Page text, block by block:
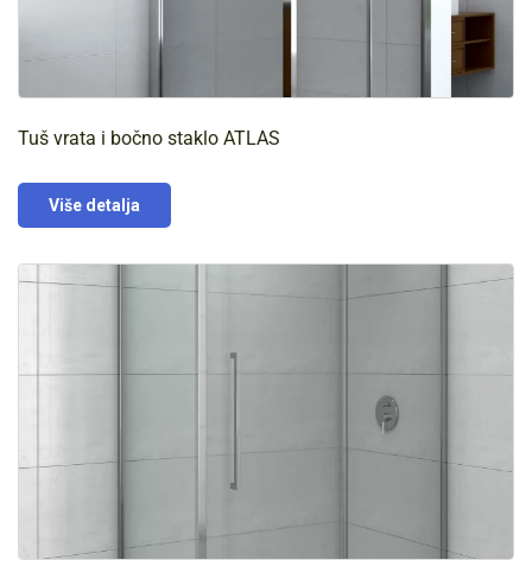
Tuš vrata i bočno staklo ATLAS
Više detalja